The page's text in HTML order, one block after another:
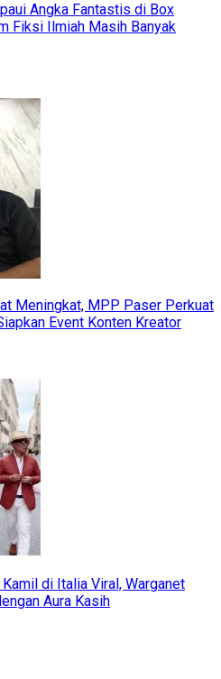
Angka Fantastis di Box
Fiksi Ilmiah Masih Banyak
Meningkat, MPP Paser Perkuat
Event Konten Kreator
di Italia Viral, Warganet
Aura Kasih